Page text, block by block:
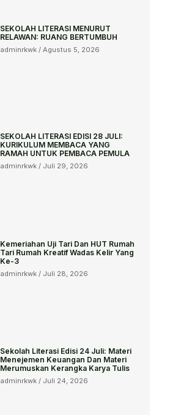
SEKOLAH LITERASI MENURUT
RELAWAN: RUANG BERTUMBUH
adminrkwk Agustus 5, 2026
SEKOLAH LITERASI EDISI 28 JULI:
KURIKULUM MEMBACA YANG
RAMAH UNTUK PEMBACA PEMULA
adminrkwk Juli 29, 2026
Kemeriahan Uji Tari Dan HUT Rumah
Tari Rumah Kreatif Wadas Kelir Yang
Ke-3
adminrkwk Juli 28, 2026
Sekolah Literasi Edisi 24 Juli: Materi
Menejemen Keuangan Dan Materi
Merumuskan Kerangka Karya Tulis
adminrkwk Juli 24, 2026